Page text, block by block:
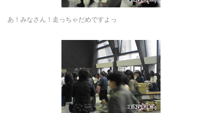
あ！みなさん！走っちゃだめですよっ